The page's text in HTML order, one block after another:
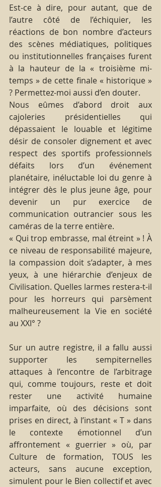
Est-ce à dire, pour autant, que de
l’autre côté de l’échiquier, les
réactions de bon nombre d’acteurs
des scènes médiatiques, politiques
ou institutionnelles françaises furent
à la hauteur de la « troisième mi-
temps » de cette finale « historique »
? Permettez-moi aussi d’en douter.
Nous eûmes d’abord droit aux
cajoleries présidentielles qui
dépassaient le louable et légitime
désir de consoler dignement et avec
respect des sportifs professionnels
défaits lors d’un événement
planétaire, inéluctable loi du genre à
intégrer dès le plus jeune âge, pour
devenir un pur exercice de
communication outrancier sous les
caméras de la terre entière.
« Qui trop embrasse, mal étreint » ! À
ce niveau de responsabilité majeure,
la compassion doit s’adapter, à mes
yeux, à une hiérarchie d’enjeux de
Civilisation. Quelles larmes restera-t-il
pour les horreurs qui parsèment
malheureusement la Vie en société
au XXI° ?
Sur un autre registre, il a fallu aussi
supporter les sempiternelles
attaques à l’encontre de l’arbitrage
qui, comme toujours, reste et doit
rester une activité humaine
imparfaite, où des décisions sont
prises en direct, à l’instant « T » dans
le contexte émotionnel d’un
affrontement « guerrier » où, par
Culture de formation, TOUS les
acteurs, sans aucune exception,
simulent pour le Bien collectif et avec